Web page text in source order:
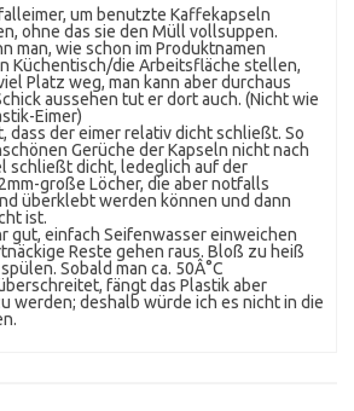
um benutzte Kaffekapseln
ohne das sie den Müll vollsuppen.
man, wie schon im Produktnamen
Küchentisch/die Arbeitsfläche stellen,
Platz weg, man kann aber durchaus
aussehen tut er dort auch. (Nicht wie
Eimer)
dass der eimer relativ dicht schließt. So
Gerüche der Kapseln nicht nach
schließt dicht, ledeglich auf der
große Löcher, die aber notfalls
überklebt werden können und dann
ist.
gut, einfach Seifenwasser einweichen
Reste gehen raus. Bloß zu heiß
Sobald man ca. 50Â°C
fängt das Plastik aber
werden; deshalb würde ich es nicht in die